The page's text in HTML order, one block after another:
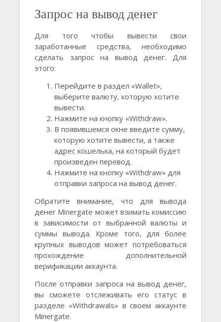
Запрос на вывод денег
Для того чтобы вывести свои
заработанные средства, необходимо
сделать запрос на вывод денег. Для
этого:
Перейдите в раздел «Wallet»,
выберите валюту, которую хотите
вывести.
Нажмите на кнопку «Withdraw».
В появившемся окне введите сумму,
которую хотите вывести, а также
адрес кошелька, на который будет
произведен перевод.
Нажмите на кнопку «Withdraw» для
отправки запроса на вывод денег.
Обратите внимание, что для вывода
денег Minergate может взимать комиссию
в зависимости от выбранной валюты и
суммы вывода. Кроме того, для более
крупных выводов может потребоваться
прохождение дополнительной
верификации аккаунта.
После отправки запроса на вывод денег,
вы сможете отслеживать его статус в
разделе «Withdrawals» в своем аккаунте
Minergate.